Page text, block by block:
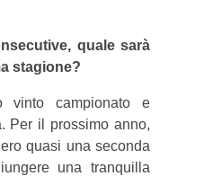
quale sarà
stagione?
vinto campionato e
Per il prossimo anno,
quasi una seconda
una tranquilla